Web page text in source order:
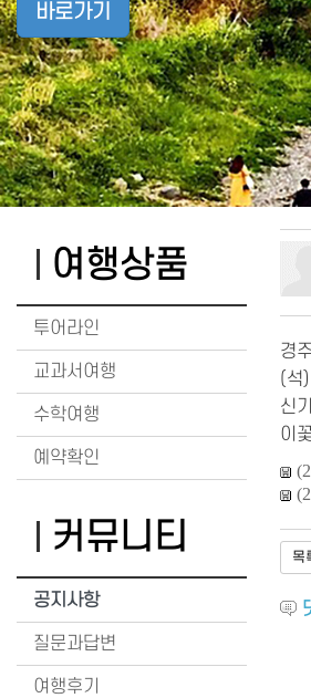
바로가기
여행상품
투어라인
교과서여행
수학여행
예약확인
커뮤니티
공지사항
질문과답변
여행후기
경
(석
신
이
목